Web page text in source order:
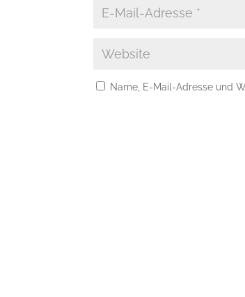
Name, E-Mail-Adresse und